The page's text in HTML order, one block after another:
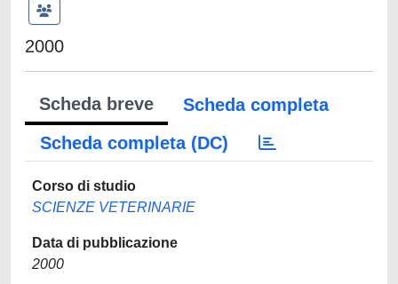
2000
Scheda breve
Scheda completa
Scheda completa (DC)
Corso di studio
SCIENZE VETERINARIE
Data di pubblicazione
2000